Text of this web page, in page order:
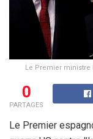
Le Premier ministre
0
PARTAGES
Le Premier